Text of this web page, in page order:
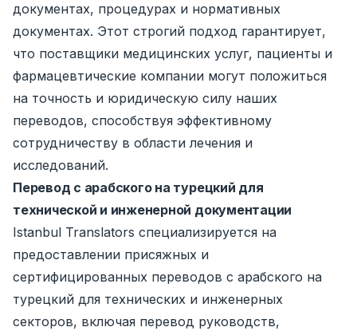
документах, процедурах и нормативных
документах. Этот строгий подход гарантирует,
что поставщики медицинских услуг, пациенты и
фармацевтические компании могут положиться
на точность и юридическую силу наших
переводов, способствуя эффективному
сотрудничеству в области лечения и
исследований.
Перевод с арабского на турецкий для
технической и инженерной документации
Istanbul Translators специализируется на
предоставлении присяжных и
сертифицированных переводов с арабского на
турецкий для технических и инженерных
секторов, включая перевод руководств,